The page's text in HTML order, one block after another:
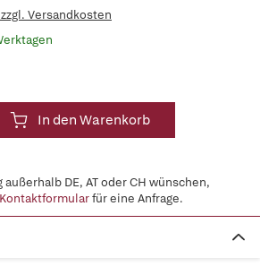
Versandkosten
In den Warenkorb
DE, AT oder CH wünschen,
Kontaktformularfür eine Anfrage.